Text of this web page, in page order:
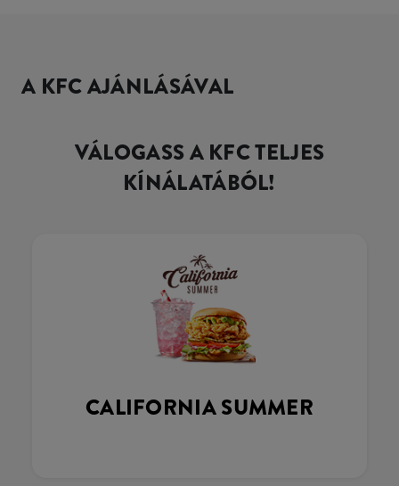
A KFC AJÁNLÁSÁVAL
VÁLOGASS A KFC TELJES
KÍNÁLATÁBÓL!
CALIFORNIA SUMMER